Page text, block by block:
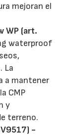
mejoran el
WP (art.
waterproof
La
a mantener
CMP
y
terreno.
-